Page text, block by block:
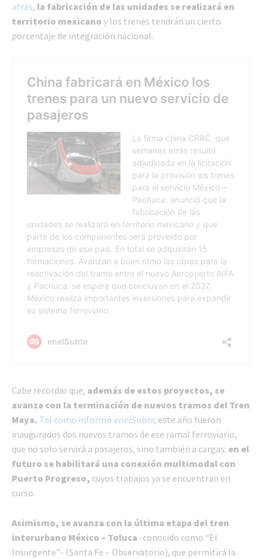
atrás, la fabricación de las unidades se realizará en
territorio mexicano y los trenes tendrán un cierto
porcentaje de integración nacional.
Cabe recordar que, además de estos proyectos, se
avanza con la terminación de nuevos tramos del Tren
Maya. Tal como informó enelSubte, este año fueron
inaugurados dos nuevos tramos de ese ramal ferroviario,
que no solo servirá a pasajeros, sino también a cargas: en el
futuro se habilitará una conexión multimodal con
Puerto Progreso, cuyos trabajos ya se encuentran en
curso.
Asimismo, se avanza con la última etapa del tren
interurbano México – Toluca -conocido como “El
Insurgente”- (Santa Fe – Observatorio), que permitirá la